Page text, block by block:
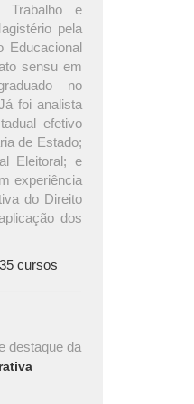
e
pela
Educacional
sensu em
no
foi analista
efetivo
de Estado;
Eleitoral; e
experiência
do Direito
dos
35 cursos
destaque da